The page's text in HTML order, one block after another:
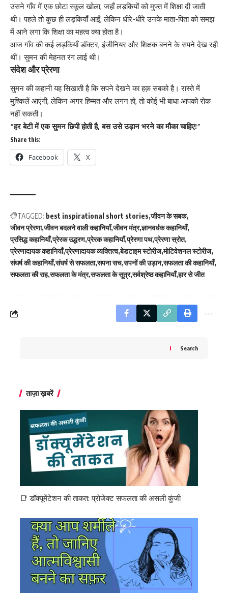
उसने गाँव में एक छोटा स्कूल खोला, जहाँ लड़कियों को मुफ्त में शिक्षा दी जाती
थी। पहले तो कुछ ही लड़कियाँ आईं, लेकिन धीरे-धीरे उनके माता-पिता को समझ
में आने लगा कि शिक्षा का महत्व क्या होता है।
आज गाँव की कई लड़कियाँ डॉक्टर, इंजीनियर और शिक्षक बनने के सपने देख रही
थीं। सुमन की मेहनत रंग लाई थी।
संदेश और प्रेरणा
सुमन की कहानी यह सिखाती है कि सपने देखने का हक़ सबको है। रास्ते में
मुश्किलें आएंगी, लेकिन अगर हिम्मत और लगन हो, तो कोई भी बाधा आपको रोक
नहीं सकती।
“हर बेटी में एक सुमन छिपी होती है, बस उसे उड़ान भरने का मौका चाहिए!”
Share this:
Facebook X
TAGGED: best inspirational short stories जीवन के सबक
जीवन प्रेरणा जीवन बदलने वाली कहानियाँ जीवन मंत्र ज्ञानवर्धक कहानियाँ
प्रसिद्ध कहानियाँ प्रेरक उद्धरण प्रेरक कहानियाँ प्रेरणा पथ प्रेरणा स्रोत
प्रेरणादायक कहानियाँ प्रेरणादायक व्यक्तित्व बेडटाइम स्टोरीज मोटिवेशनल स्टोरीज
संघर्ष की कहानियाँ संघर्ष से सफलता सपना सच सपनों की उड़ान सफलता की कहानियाँ
सफलता की राह सफलता के मंत्र सफलता के सूत्र सर्वश्रेष्ठ कहानियाँ हार से जीत
Search
ताज़ा ख़बरें
📑 डॉक्यूमेंटेशन की ताकत: प्रोजेक्ट सफलता की असली कुंजी